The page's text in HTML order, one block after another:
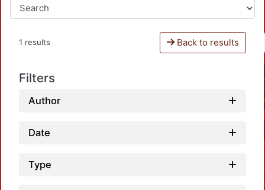
1 results Back to results
Filters
Author
Date
Type